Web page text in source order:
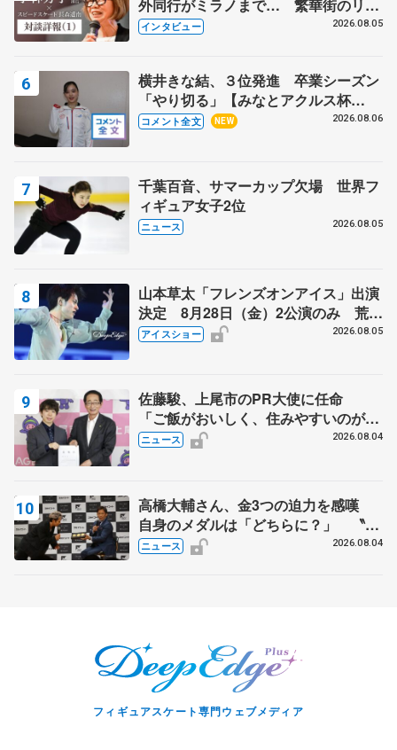
外同行がミラノまで… 繁華街のリン
クでは不良のお兄さんも味方に 小林
インタビュー 2026.08.05
横井きな結、３位発進 卒業シーズン
「やり切る」【みなとアクルス杯
SP】
コメント全文 NEW 2026.08.06
千葉百音、サマーカップ欠場 世界フ
ィギュア女子2位
ニュース 2026.08.05
山本草太「フレンズオンアイス」出演
決定 8月28日（金）2公演のみ 荒川
静香さんプロデュース、20周年のアイ
アイスショー 2026.08.05
佐藤駿、上尾市のPR大使に任命
「ご飯がおいしく、住みやすいのが魅
力」
ニュース 2026.08.04
高橋大輔さん、金3つの迫力を感嘆
自身のメダルは「どちらに？」 〝リ
ス兄弟〟オリンピック3連覇の野村忠
ニュース 2026.08.04
フィギュアスケート専門ウェブメディア